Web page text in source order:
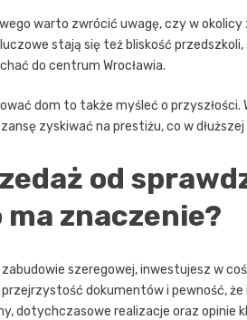
warto zwrócić uwagę, czy w
stają się też bliskość
do centrum Wrocławia.
dom to także myśleć o
zyskiwać na prestiżu, co w
od
znaczenie?
szeregowej, inwestujesz w
dokumentów i pewność,
dotychczasowe realizacje oraz opinie